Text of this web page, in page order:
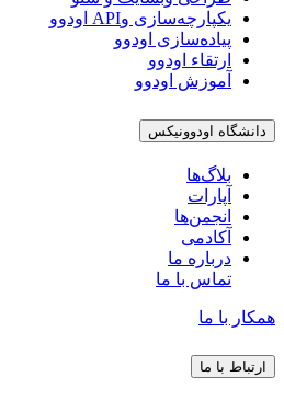
یکپارچه‌سازی وAPI اودوو
پیاده‌سازی اودوو
ارتقاء اودوو
آموزش اودوو
دانشگاه اودوونیکس
بلاگ‌ها
آپارات
انجمن‌ها
آکادمی
درباره ما
تماس با ما
همکار با ما
ارتباط با ما